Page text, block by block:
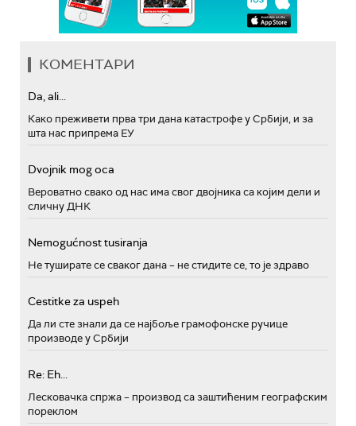
КОМЕНТАРИ
Da, ali...
Како преживети прва три дана катастрофе у Србији, и за
шта нас припрема ЕУ
Dvojnik mog oca
Вероватно свако од нас има свог двојника са којим дели и
сличну ДНК
Nemogućnost tusiranja
Не туширате се сваког дана – не стидите се, то је здраво
Cestitke za uspeh
Да ли сте знали да се најбоље грамофонске ручице
производе у Србији
Re: Eh...
Лесковачка спржа – производ са заштићеним географским
пореклом